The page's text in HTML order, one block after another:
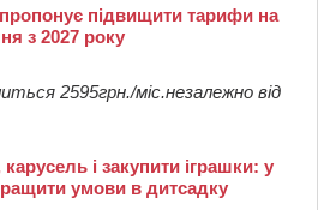
підвищити тарифи на
з 2027 року
2595грн./міс.незалежно від
і закупити іграшки: у
умови в дитсадку